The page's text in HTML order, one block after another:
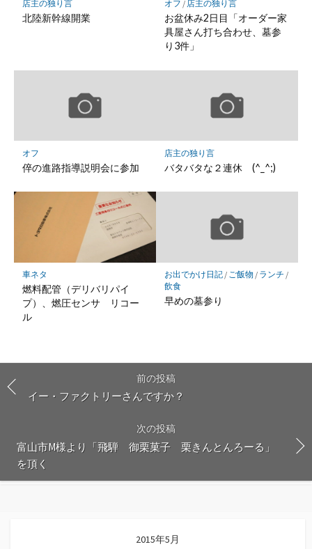
店主の独り言
北陸新幹線開業
オフ / 店主の独り言
お盆休み2日目「オーダー家
具屋さん打ち合わせ、墓参
り3件」
オフ
倅の進路指導説明会に参加
店主の独り言
バタバタな２連休 (^_^;)
車ネタ
燃料配管（デリバリパイ
プ）、燃圧センサ リコー
ル
お出でかけ日記/ ご飯物 / ランチ /
飲食
早めの墓参り
前の投稿
イー・ファクトリーさんですか？
次の投稿
富山市M様より「飛騨 御栗菓子 栗きんとんろーる」
を頂く
2015年5月